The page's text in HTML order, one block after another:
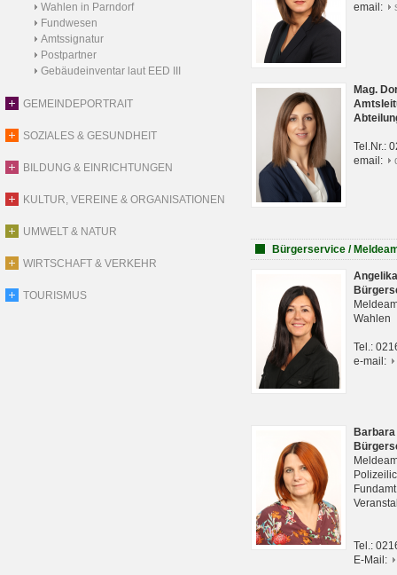
Wahlen in Parndorf
Fundwesen
Amtssignatur
Postpartner
Gebäudeinventar laut EED III
GEMEINDEPORTRAIT
SOZIALES & GESUNDHEIT
BILDUNG & EINRICHTUNGEN
KULTUR, VEREINE & ORGANISATIONEN
UMWELT & NATUR
WIRTSCHAFT & VERKEHR
TOURISMUS
email:
Mag.
Tel.Nr.:
email:
Bürgerservice /
Wahlen
Tel.:
e-mail:
Tel.:
E-Mail: